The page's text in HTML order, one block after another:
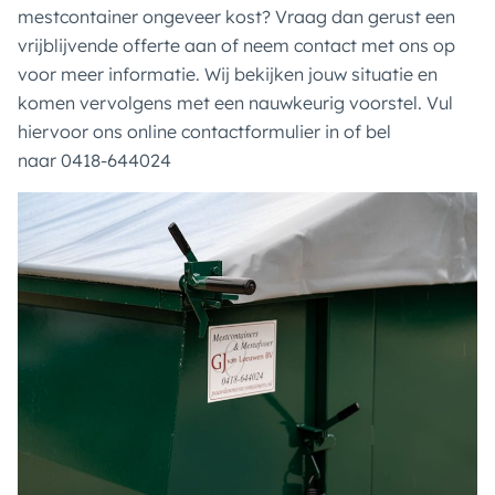
mestcontainer ongeveer kost? Vraag dan gerust een
vrijblijvende offerte aan of neem contact met ons op
voor meer informatie. Wij bekijken jouw situatie en
komen vervolgens met een nauwkeurig voorstel. Vul
hiervoor ons online contactformulier in of bel
naar 0418-644024